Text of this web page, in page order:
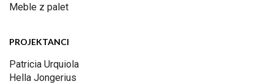
Meble z palet
PROJEKTANCI
Patricia Urquiola
Hella Jongerius